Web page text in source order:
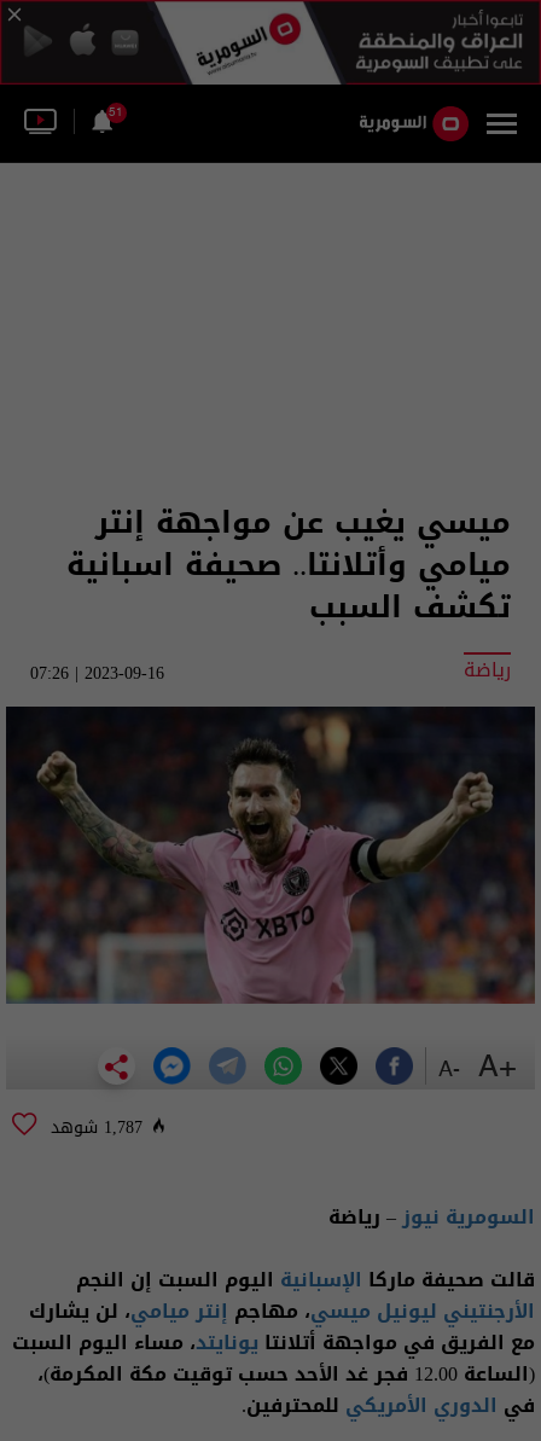
51
ميسي يغيب عن مواجهة إنتر
ميامي وأتلانتا.. صحيفة اسبانية
تكشف السبب
رياضة 2023-09-16 | 07:26
1,787 شوهد
السومرية نيوز– رياضة
قالت صحيفة ماركا الإسبانية اليوم السبت إن النجم
الأرجنتيني ليونيل ميسي، مهاجم إنتر ميامي، لن يشارك
مع الفريق في مواجهة أتلانتا يونايتد، مساء اليوم السبت
(الساعة 12.00 فجر غد الأحد حسب توقيت مكة المكرمة)،
في الدوري الأمريكي للمحترفين.
+A
-A